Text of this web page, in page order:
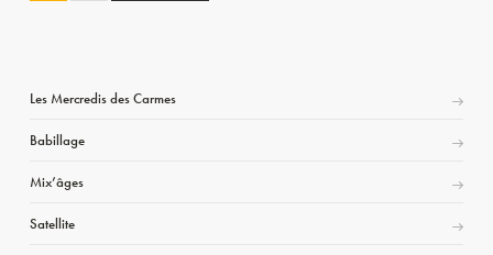
Les Mercredis des Carmes
Babillage
Mix’âges
Satellite